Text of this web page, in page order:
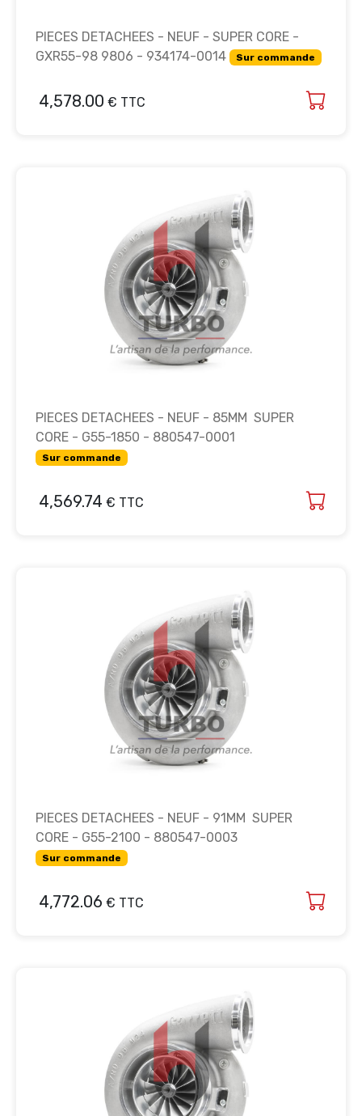
PIECES DETACHEES - NEUF - SUPER CORE -
GXR55-98 9806 - 934174-0014
Sur commande
4,578.00 € TTC
PIECES DETACHEES - NEUF - 85MM SUPER
CORE - G55-1850 - 880547-0001
Sur commande
4,569.74 € TTC
PIECES DETACHEES - NEUF - 91MM SUPER
CORE - G55-2100 - 880547-0003
Sur commande
4,772.06 € TTC